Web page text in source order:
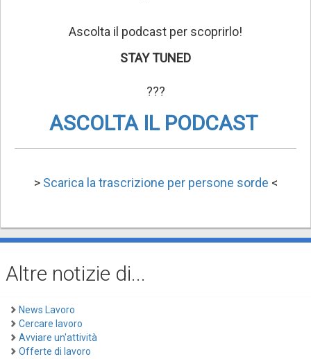
Ascolta il podcast per scoprirlo!
STAY TUNED
???
ASCOLTA IL PODCAST
> Scarica la trascrizione per persone sorde <
Altre notizie di...
News Lavoro
Cercare lavoro
Avviare un'attività
Offerte di lavoro